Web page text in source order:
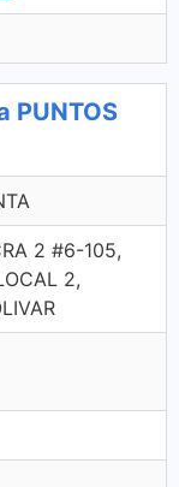
PUNTOS
2 #6-105,
2,